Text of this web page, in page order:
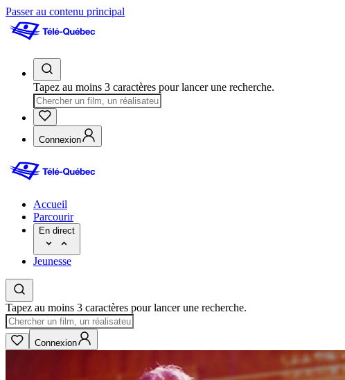
Passer au contenu principal
Tapez au moins 3 caractères pour lancer une recherche.
Connexion
Accueil
Parcourir
En direct
Jeunesse
Tapez au moins 3 caractères pour lancer une recherche.
Connexion